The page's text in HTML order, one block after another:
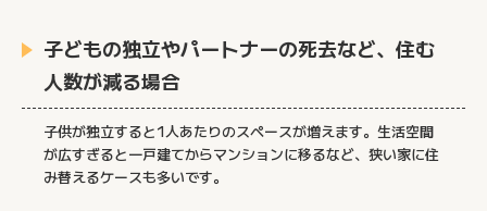
子どもの独立やパートナーの死去など、住む
人数が減る場合
子供が独立すると1人あたりのスペースが増えます。生活空間
が広すぎると一戸建てからマンションに移るなど、狭い家に住
み替えるケースも多いです。